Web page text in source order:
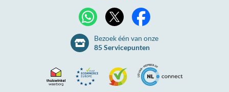
WhatsApp
Bezoek één van onze
85 Servicepunten